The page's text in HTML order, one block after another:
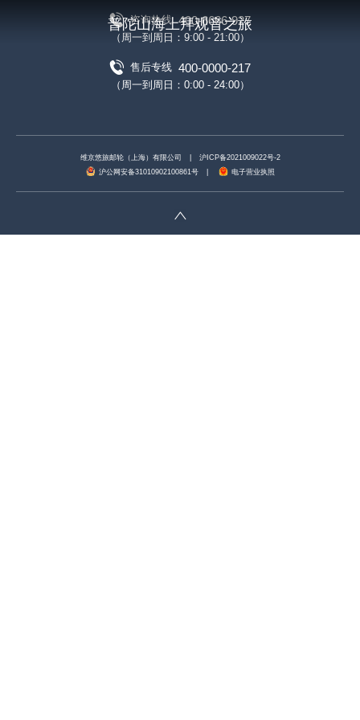
普陀山海上拜观音之旅
咨询热线 400-6666-927
（周一到周日：9:00 - 21:00）
售后专线 400-0000-217
（周一到周日：0:00 - 24:00）
维京悠旅邮轮（上海）有限公司
沪ICP备2021009022号-2
沪公网安备31010902100861号
电子营业执照